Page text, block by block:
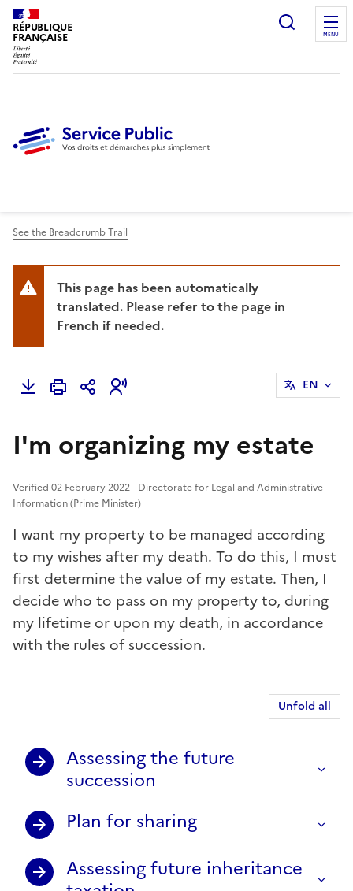
RÉPUBLIQUE
FRANÇAISE
Ouvrir
MENU
See the Breadcrumb Trail
This page has been automatically
translated. Please refer to the page in
French if needed.
EN
I'm organizing my estate
Verified 02 February 2022 - Directorate for Legal and Administrative
Information (Prime Minister)
I want my property to be managed according
to my wishes after my death. To do this, I must
first determine the value of my estate. Then, I
decide who to pass on my property to, during
my lifetime or upon my death, in accordance
with the rules of succession.
Unfold all
Assessing the future
succession
Plan for sharing
Assessing future inheritance